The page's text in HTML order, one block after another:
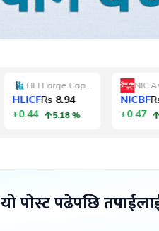
यो पोस्ट पढेपछि